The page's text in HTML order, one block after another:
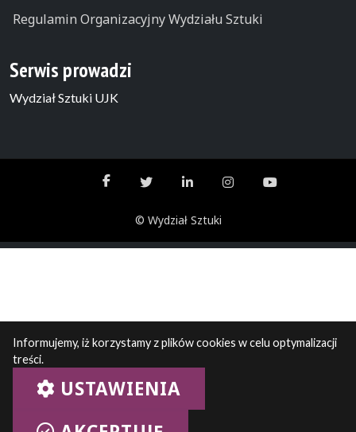
Regulamin Organizacyjny Wydziału Sztuki
Serwis prowadzi
Wydział Sztuki UJK
© Wydział Sztuki
Informujemy, iż korzystamy z plików cookies w celu optymalizacji
treści.
USTAWIENIA